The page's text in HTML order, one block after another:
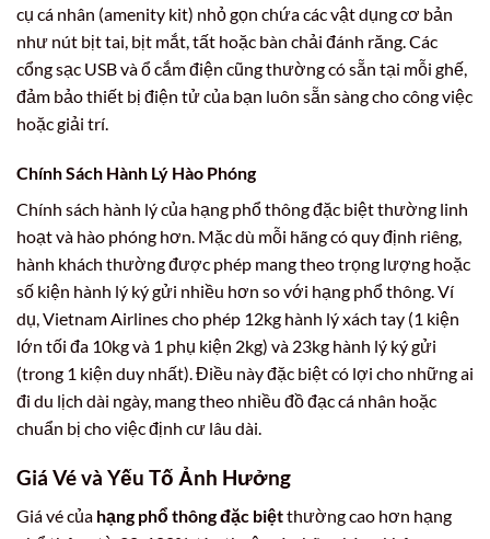
cụ cá nhân (amenity kit) nhỏ gọn chứa các vật dụng cơ bản
như nút bịt tai, bịt mắt, tất hoặc bàn chải đánh răng. Các
cổng sạc USB và ổ cắm điện cũng thường có sẵn tại mỗi ghế,
đảm bảo thiết bị điện tử của bạn luôn sẵn sàng cho công việc
hoặc giải trí.
Chính Sách Hành Lý Hào Phóng
Chính sách hành lý của hạng phổ thông đặc biệt thường linh
hoạt và hào phóng hơn. Mặc dù mỗi hãng có quy định riêng,
hành khách thường được phép mang theo trọng lượng hoặc
số kiện hành lý ký gửi nhiều hơn so với hạng phổ thông. Ví
dụ, Vietnam Airlines cho phép 12kg hành lý xách tay (1 kiện
lớn tối đa 10kg và 1 phụ kiện 2kg) và 23kg hành lý ký gửi
(trong 1 kiện duy nhất). Điều này đặc biệt có lợi cho những ai
đi du lịch dài ngày, mang theo nhiều đồ đạc cá nhân hoặc
chuẩn bị cho việc định cư lâu dài.
Giá Vé và Yếu Tố Ảnh Hưởng
Giá vé của hạng phổ thông đặc biệtthường cao hơn hạng